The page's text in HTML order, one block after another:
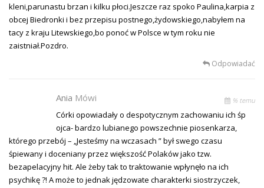
kleni,parunastu brzan i kilku płoci.Jeszcze raz spoko Paulina,karpia z
obcej Biedronki i bez przepisu postnego,żydowskiego,nabyłem na
tacy z kraju Litewskiego,bo ponoć w Polsce w tym roku nie
zaistniał.Pozdro.
Odpowiadać
Ania Mówi % temu
Córki opowiadały o despotycznym zachowaniu ich śp
ojca- bardzo lubianego powszechnie piosenkarza,
którego przebój – „Jesteśmy na wczasach ” był swego czasu
śpiewany i doceniany przez większość Polaków jako tzw.
bezapelacyjny hit. Ale żeby tak to traktowanie wpłynęło na ich
psychikę ?! A może to jednak jędzowate charakterki siostrzyczek,